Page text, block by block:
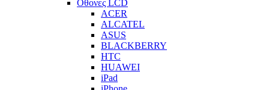
Οθονες LCD
ACER
ALCATEL
ASUS
BLACKBERRY
HTC
HUAWEI
iPad